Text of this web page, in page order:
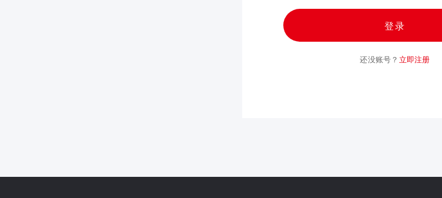
登录
还没账号？ 立即注册